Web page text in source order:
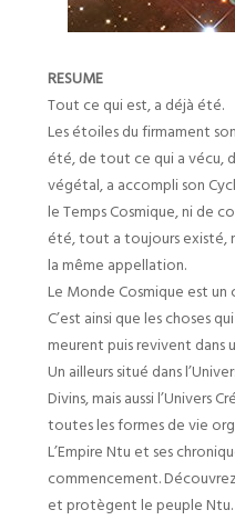
RESUME
Tout ce qui est, a déjà été.
Les étoiles du firmament
été, de tout ce qui a vécu,
végétal, a accompli son
le Temps Cosmique, ni de
été, tout a toujours existé,
la même appellation.
Le Monde Cosmique est
C’est ainsi que les choses
meurent puis revivent dans
Un ailleurs situé dans
Divins, mais aussi l’Univers
toutes les formes de vie
L’Empire Ntu et ses
commencement.
et protègent le peuple Ntu.